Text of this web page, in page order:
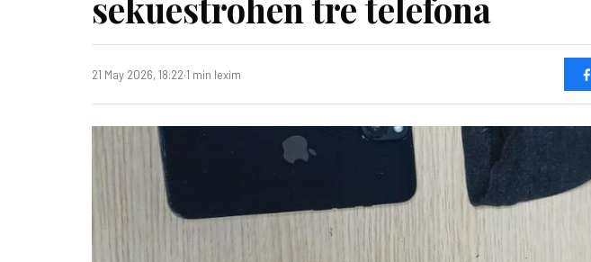
21 May 2026, 18:22·1 min lexim